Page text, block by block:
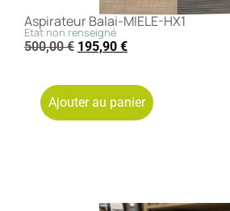
Aspirateur Balai-MIELE-HX1
Etat non renseigné
500,00€ 195,90 €
Ajouter au panier